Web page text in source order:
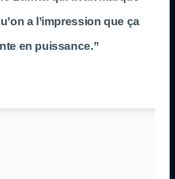
a l’impression que ça
en puissance.”